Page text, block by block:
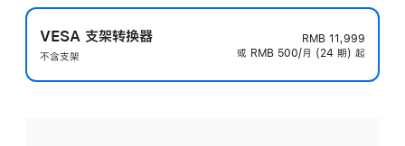
VESA 支架转换器
不含支架
RMB 11,999
或 RMB 500/月 (24 期) 起